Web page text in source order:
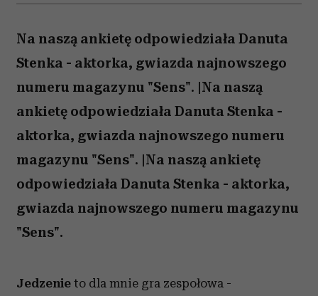
Na naszą ankietę odpowiedziała Danuta
Stenka - aktorka, gwiazda najnowszego
numeru magazynu "Sens". |Na naszą
ankietę odpowiedziała Danuta Stenka -
aktorka, gwiazda najnowszego numeru
magazynu "Sens". |Na naszą ankietę
odpowiedziała Danuta Stenka - aktorka,
gwiazda najnowszego numeru magazynu
"Sens".
Jedzenie to dla mnie gra zespołowa -